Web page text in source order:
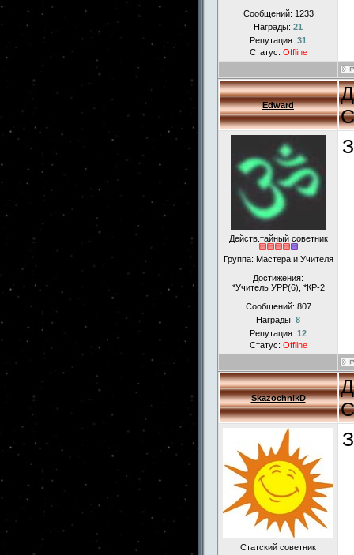
Сообщений: 1233
Награды: 21
Репутация: 31
Статус: Offline
Edward
Действ.тайный советник
Группа: Мастера и Учителя
Достижения:
*Учитель УРР(6), *КР-2
Сообщений: 807
Награды: 8
Репутация: 12
Статус: Offline
SkazochnikD
Статский советник